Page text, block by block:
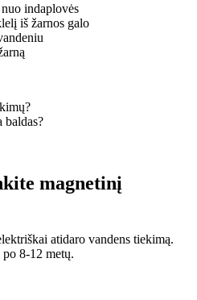
indaplovės
iš žarnos galo
baldas?
magnetinį
atidaro vandens tiekimą.
8-12 metų.